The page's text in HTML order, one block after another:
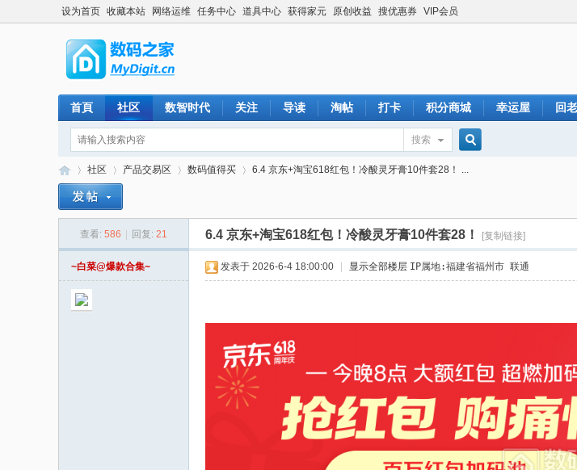
设为首页 收藏本站 网络运维 任务中心 道具中心 获得家元 原创收益 搜优惠券 VIP会员
首頁 社区 数智时代 关注 导读 淘帖 打卡 积分商城 幸运屋 回
搜索
索
社区
›
产品交易区 数码值得买
›
6.4 京东+淘宝618红包！冷酸灵牙膏10件套28！ ...
查看: 586 回复: 21 6.4 京东+淘宝618红包！冷酸灵牙膏10件套28！ [复制链接]
~白菜@爆款合集~ 发表于 2026-6-4 18:00:00 显示全部楼层 IP属地:福建省福州市 联通